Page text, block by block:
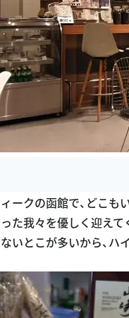
ークの函館で、どこも
た我々を優しく迎えて
いとこが多いから、ハ